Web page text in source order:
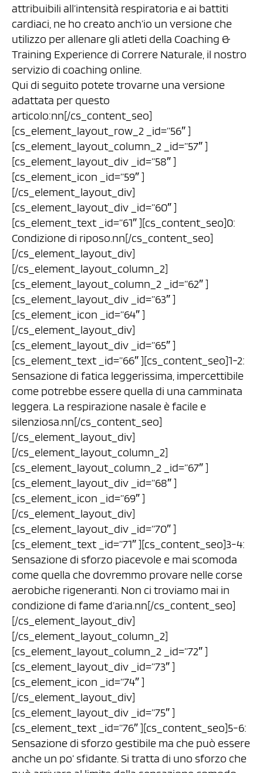
attribuibili all’intensità respiratoria e ai battiti
cardiaci, ne ho creato anch’io un versione che
utilizzo per allenare gli atleti della Coaching &
Training Experience di Correre Naturale, il nostro
servizio di coaching online.
Qui di seguito potete trovarne una versione
adattata per questo
articolo:nn[/cs_content_seo]
[cs_element_layout_row_2 _id=”56″ ]
[cs_element_layout_column_2 _id=”57″ ]
[cs_element_layout_div _id=”58″ ]
[cs_element_icon _id=”59″ ]
[/cs_element_layout_div]
[cs_element_layout_div _id=”60″ ]
[cs_element_text _id=”61″ ][cs_content_seo]0:
Condizione di riposo.nn[/cs_content_seo]
[/cs_element_layout_div]
[/cs_element_layout_column_2]
[cs_element_layout_column_2 _id=”62″ ]
[cs_element_layout_div _id=”63″ ]
[cs_element_icon _id=”64″ ]
[/cs_element_layout_div]
[cs_element_layout_div _id=”65″ ]
[cs_element_text _id=”66″ ][cs_content_seo]1-2:
Sensazione di fatica leggerissima, impercettibile
come potrebbe essere quella di una camminata
leggera. La respirazione nasale è facile e
silenziosa.nn[/cs_content_seo]
[/cs_element_layout_div]
[/cs_element_layout_column_2]
[cs_element_layout_column_2 _id=”67″ ]
[cs_element_layout_div _id=”68″ ]
[cs_element_icon _id=”69″ ]
[/cs_element_layout_div]
[cs_element_layout_div _id=”70″ ]
[cs_element_text _id=”71″ ][cs_content_seo]3-4:
Sensazione di sforzo piacevole e mai scomoda
come quella che dovremmo provare nelle corse
aerobiche rigeneranti. Non ci troviamo mai in
condizione di fame d’aria.nn[/cs_content_seo]
[/cs_element_layout_div]
[/cs_element_layout_column_2]
[cs_element_layout_column_2 _id=”72″ ]
[cs_element_layout_div _id=”73″ ]
[cs_element_icon _id=”74″ ]
[/cs_element_layout_div]
[cs_element_layout_div _id=”75″ ]
[cs_element_text _id=”76″ ][cs_content_seo]5-6:
Sensazione di sforzo gestibile ma che può essere
anche un po’ sfidante. Si tratta di uno sforzo che